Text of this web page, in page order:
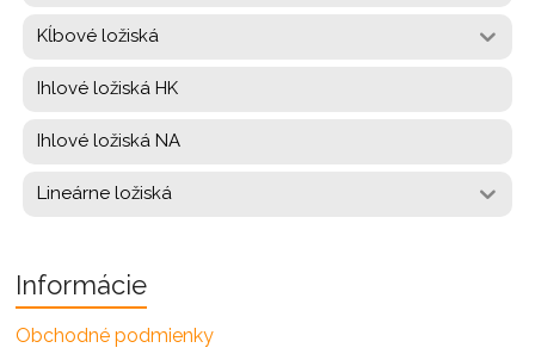
Kĺbové ložiská
Ihlové ložiská HK
Ihlové ložiská NA
Lineárne ložiská
Informácie
Obchodné podmienky